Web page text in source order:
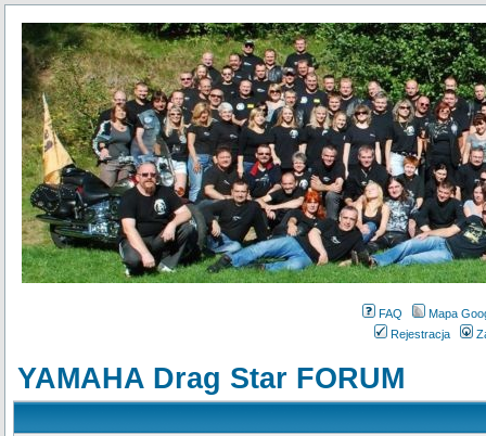
FAQ
Mapa
Rejestracja
YAMAHA Drag Star FORUM